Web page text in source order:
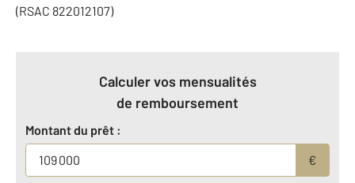
(RSAC 822012107)
Calculer vos mensualités
de remboursement
Montant du prêt :
€